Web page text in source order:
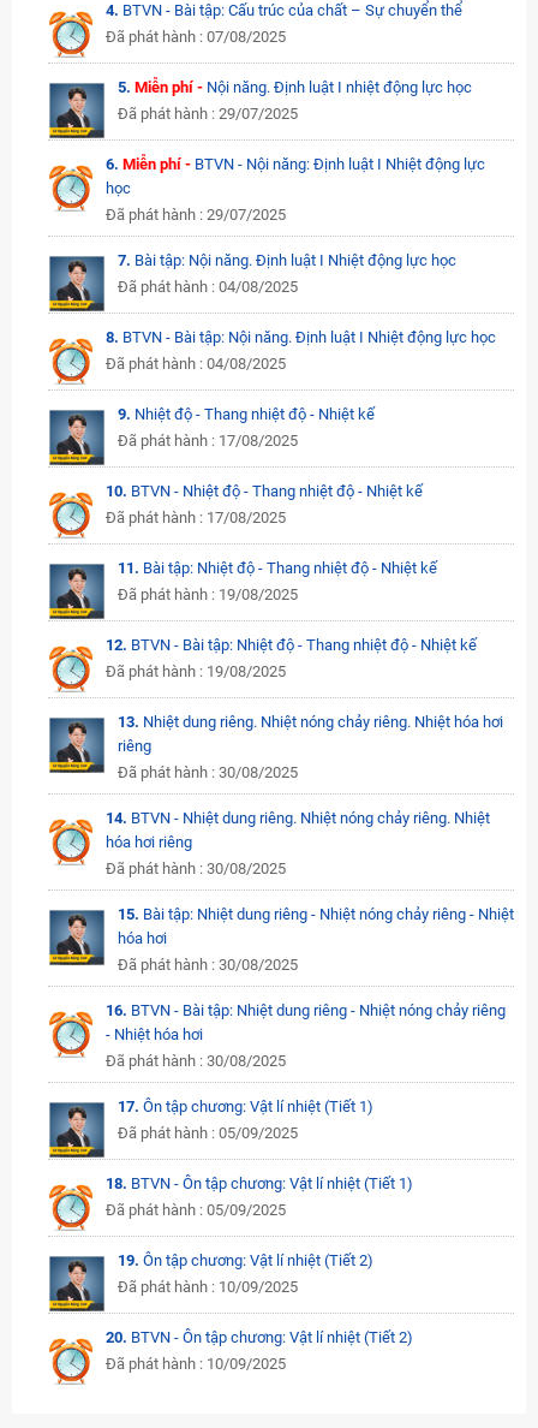
4. BTVN - Bài tập: Cấu trúc của chất – Sự chuyển thể
Đã phát hành : 07/08/2025
5. Miễn phí - Nội năng. Định luật I nhiệt động lực học
Đã phát hành : 29/07/2025
6.Miễn phí - BTVN - Nội năng: Định luật I Nhiệt động lực
học
Đã phát hành : 29/07/2025
7. Bài tập: Nội năng. Định luật I Nhiệt động lực học
Đã phát hành : 04/08/2025
8. BTVN - Bài tập: Nội năng. Định luật I Nhiệt động lực học
Đã phát hành : 04/08/2025
9. Nhiệt độ - Thang nhiệt độ - Nhiệt kế
Đã phát hành : 17/08/2025
10. BTVN - Nhiệt độ - Thang nhiệt độ - Nhiệt kế
Đã phát hành : 17/08/2025
11. Bài tập: Nhiệt độ - Thang nhiệt độ - Nhiệt kế
Đã phát hành : 19/08/2025
12. BTVN - Bài tập: Nhiệt độ - Thang nhiệt độ - Nhiệt kế
Đã phát hành : 19/08/2025
13. Nhiệt dung riêng. Nhiệt nóng chảy riêng. Nhiệt hóa hơi
riêng
Đã phát hành : 30/08/2025
14. BTVN - Nhiệt dung riêng. Nhiệt nóng chảy riêng. Nhiệt
hóa hơi riêng
Đã phát hành : 30/08/2025
15. Bài tập: Nhiệt dung riêng - Nhiệt nóng chảy riêng - Nhiệt
hóa hơi
Đã phát hành : 30/08/2025
16. BTVN - Bài tập: Nhiệt dung riêng - Nhiệt nóng chảy riêng
- Nhiệt hóa hơi
Đã phát hành : 30/08/2025
17. Ôn tập chương: Vật lí nhiệt (Tiết 1)
Đã phát hành : 05/09/2025
18. BTVN - Ôn tập chương: Vật lí nhiệt (Tiết 1)
Đã phát hành : 05/09/2025
19. Ôn tập chương: Vật lí nhiệt (Tiết 2)
Đã phát hành : 10/09/2025
20. BTVN - Ôn tập chương: Vật lí nhiệt (Tiết 2)
Đã phát hành : 10/09/2025